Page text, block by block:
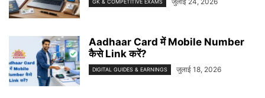
GK & COMPETITIVE EXAMS
Aadhaar Card में Mobile Number
कैसे Link करें?
DIGITAL GUIDES & EARNINGS जुलाई 18, 2026